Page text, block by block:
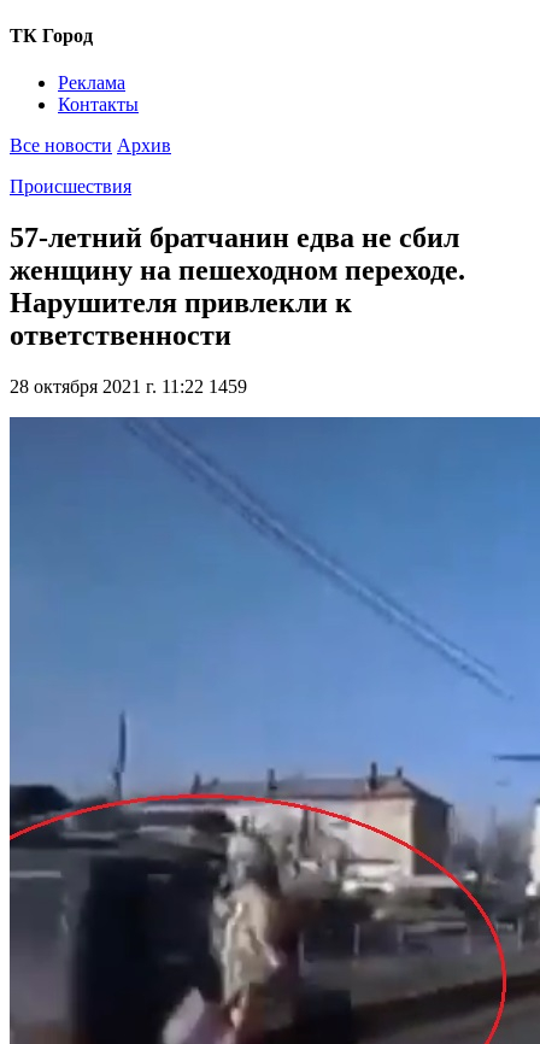
ТК Город
Реклама
Контакты
Все новости Архив
Происшествия
57-летний братчанин едва не сбил
женщину на пешеходном переходе.
Нарушителя привлекли к
ответственности
28 октября 2021 г. 11:22 1459